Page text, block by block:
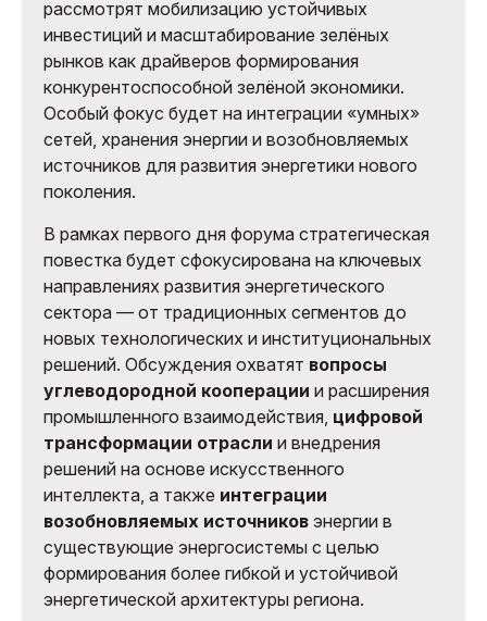
рассмотрят мобилизацию устойчивых
инвестиций и масштабирование зелёных
рынков как драйверов формирования
конкурентоспособной зелёной экономики.
Особый фокус будет на интеграции «умных»
сетей, хранения энергии и возобновляемых
источников для развития энергетики нового
поколения.
В рамках первого дня форума стратегическая
повестка будет сфокусирована на ключевых
направлениях развития энергетического
сектора — от традиционных сегментов до
новых технологических и институциональных
решений. Обсуждения охватят вопросы
углеводородной кооперации и расширения
промышленного взаимодействия, цифровой
трансформации отрасли и внедрения
решений на основе искусственного
интеллекта, а также интеграции
возобновляемых источников энергии в
существующие энергосистемы с целью
формирования более гибкой и устойчивой
энергетической архитектуры региона.